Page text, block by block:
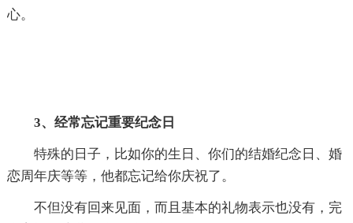
心。
3、经常忘记重要纪念日
特殊的日子，比如你的生日、你们的结婚纪念日、婚
恋周年庆等等，他都忘记给你庆祝了。
不但没有回来见面，而且基本的礼物表示也没有，完